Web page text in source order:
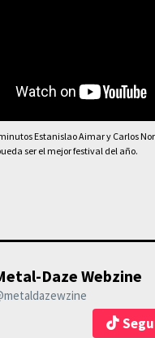
Estanislao Aimar y Carlos
ser el mejor festival del año.
Daze Webzine